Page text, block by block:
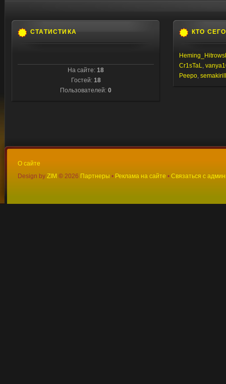
СТАТИСТИКА
На сайте: 18
Гостей: 18
Пользователей: 0
КТО
Cr1sTaL,
Peepo, semakirill
О сайте
Design by ZIM © 2026 Партнеры • Реклама на сайте • Связаться с